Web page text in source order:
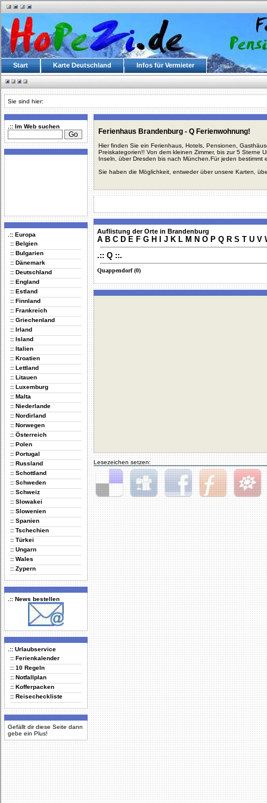
Start Karte Deutschland Infos für Vermieter
Sie sind hier:
.:: Im Web suchen
.:: Europa
:: Belgien
:: Bulgarien
:: Dänemark
:: Deutschland
:: England
:: Estland
:: Finnland
:: Frankreich
:: Griechenland
:: Irland
:: Island
:: Italien
:: Kroatien
:: Lettland
:: Litauen
:: Luxemburg
:: Malta
:: Niederlande
:: Nordirland
:: Norwegen
:: Österreich
:: Polen
:: Portugal
:: Russland
:: Schottland
:: Schweden
:: Schweiz
:: Slowakei
:: Slowenien
:: Spanien
:: Tschechien
:: Türkei
:: Ungarn
:: Wales
:: Zypern
.:: News bestellen
.:: Urlaubservice
:: Ferienkalender
:: 10 Regeln
:: Notfallplan
:: Kofferpacken
:: Reisecheckliste
Gefällt dir diese Seite dann
gebe ein Plus!
Ferienhaus Brandenburg - Q Ferienwohnung!
Hier finden Sie ein Ferienhaus, Hotels, Pensionen,
Preiskategorien!! Von dem kleinen Zimmer, bis zur 5 Sterne
Inseln, über Dresden bis nach München.Für jeden bestimmt
Sie haben die Möglichkeit, entweder über unsere Karten,
Auflistung der Orte in Brandenburg
A B C D E F G H J K L M N O P Q R S T U V
.:: Q ::.
Quappendorf (0)
Lesezeichen setzen:
Delicious Digg Facebook Furl StudiVZ